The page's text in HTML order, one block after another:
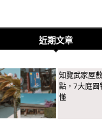
近期文章
知覽武家屋
點，7大庭園
懂